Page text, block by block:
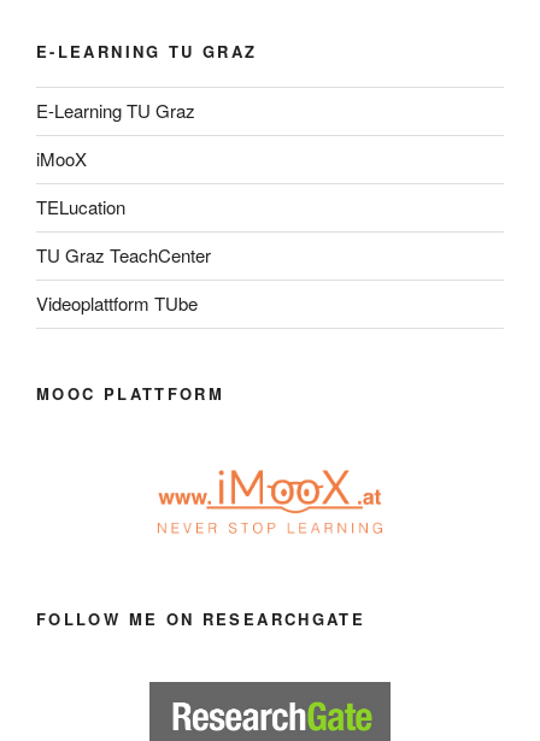
E-LEARNING TU GRAZ
E-Learning TU Graz
iMooX
TELucation
TU Graz TeachCenter
Videoplattform TUbe
MOOC PLATTFORM
FOLLOW ME ON RESEARCHGATE